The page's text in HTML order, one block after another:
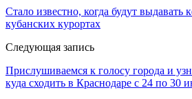
Стало известно, когда будут выдавать
кубанских курортах
Следующая запись
Прислушиваемся к голосу города и
куда сходить в Краснодаре с 24 по 30